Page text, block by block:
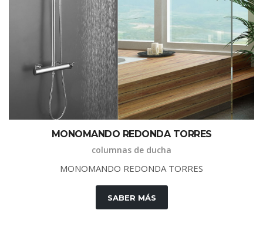
MONOMANDO REDONDA TORRES
columnas de ducha
MONOMANDO REDONDA TORRES
SABER MÁS